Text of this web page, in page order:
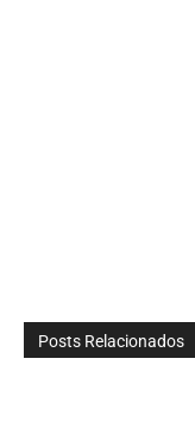
Posts Relacionados